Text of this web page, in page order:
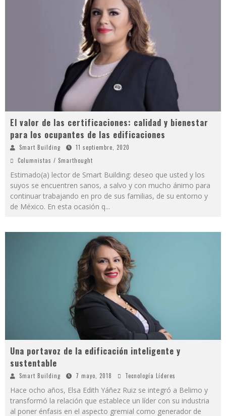
El valor de las certificaciones: calidad y bienestar
para los ocupantes de las edificaciones
Smart Building
11 septiembre, 2020
Columnistas / Smarthought
Estimado(a) lector de Smart Building: deseo que usted y los
suyos se encuentren sanos, a salvo y con mucho ánimo para
continuar trabajando en pro de sus familias, de su entorno y
de México. En esta ocasión q...
Una portavoz de la edificación inteligente y
sustentable
Smart Building 7 mayo, 2018 Tecnología Líderes
Hace ocho años, Elsa Edith Yáñez Ruiz se integró a Belimo y
transformó la relación que establece un líder con su industria
al poner énfasis en el aspecto gremial como generador de